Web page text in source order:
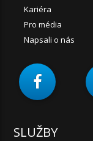
Kariéra
Pro média
Napsali o nás
SLUŽBY